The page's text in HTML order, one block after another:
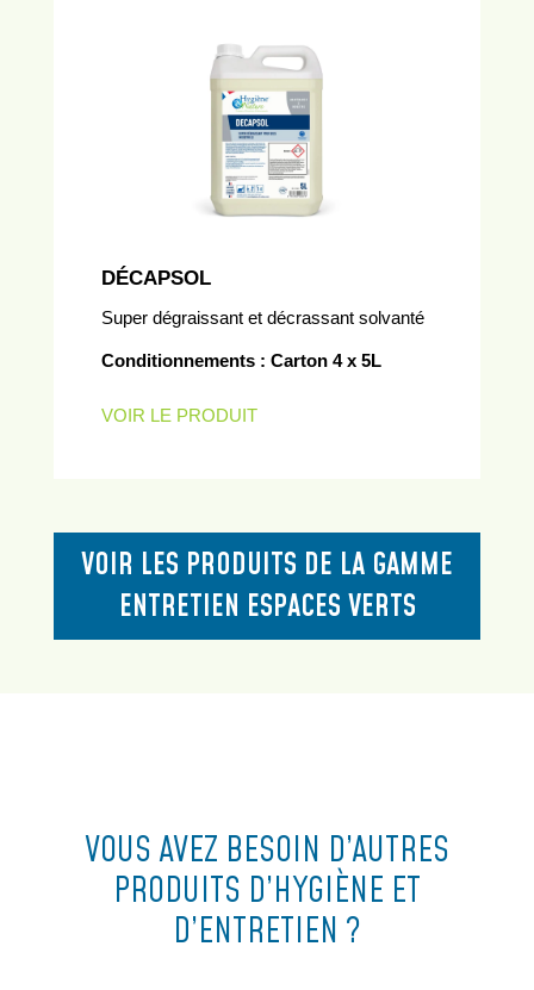
DÉCAPSOL
Super dégraissant et décrassant solvanté
Conditionnements : Carton 4 x 5L
VOIR LE PRODUIT
VOIR LES PRODUITS DE LA GAMME
ENTRETIEN ESPACES VERTS
VOUS AVEZ BESOIN D’AUTRES
PRODUITS D’HYGIÈNE ET
D’ENTRETIEN ?